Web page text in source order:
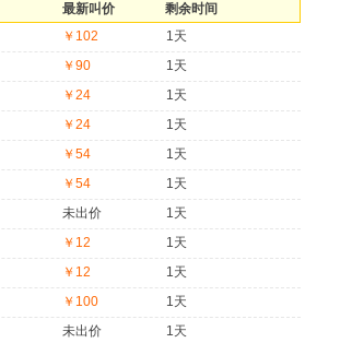
最新叫价
剩余时间
￥102
1天
￥90
1天
￥24
1天
￥24
1天
￥54
1天
￥54
1天
未出价
1天
￥12
1天
￥12
1天
￥100
1天
未出价 1天